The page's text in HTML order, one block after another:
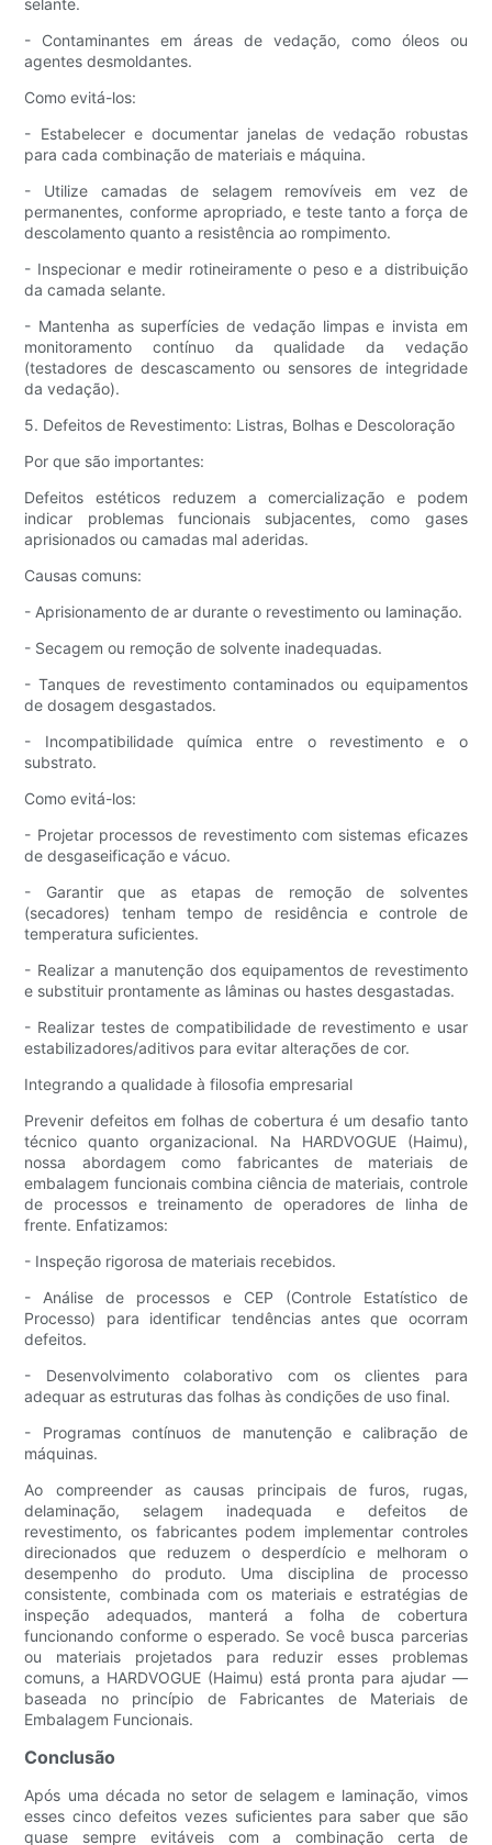
- Contaminantes em áreas de vedação, como óleos ou
agentes desmoldantes.
Como evitá-los:
- Estabelecer e documentar janelas de vedação robustas
para cada combinação de materiais e máquina.
- Utilize camadas de selagem removíveis em vez de
permanentes, conforme apropriado, e teste tanto a força de
descolamento quanto a resistência ao rompimento.
- Inspecionar e medir rotineiramente o peso e a distribuição
da camada selante.
- Mantenha as superfícies de vedação limpas e invista em
monitoramento contínuo da qualidade da vedação
(testadores de descascamento ou sensores de integridade
da vedação).
5. Defeitos de Revestimento: Listras, Bolhas e Descoloração
Por que são importantes:
Defeitos estéticos reduzem a comercialização e podem
indicar problemas funcionais subjacentes, como gases
aprisionados ou camadas mal aderidas.
Causas comuns:
- Aprisionamento de ar durante o revestimento ou laminação.
- Secagem ou remoção de solvente inadequadas.
- Tanques de revestimento contaminados ou equipamentos
de dosagem desgastados.
- Incompatibilidade química entre o revestimento e o
substrato.
Como evitá-los:
- Projetar processos de revestimento com sistemas eficazes
de desgaseificação e vácuo.
- Garantir que as etapas de remoção de solventes
(secadores) tenham tempo de residência e controle de
temperatura suficientes.
- Realizar a manutenção dos equipamentos de revestimento
e substituir prontamente as lâminas ou hastes desgastadas.
- Realizar testes de compatibilidade de revestimento e usar
estabilizadores/aditivos para evitar alterações de cor.
Integrando a qualidade à filosofia empresarial
Prevenir defeitos em folhas de cobertura é um desafio tanto
técnico quanto organizacional. Na HARDVOGUE (Haimu),
nossa abordagem como fabricantes de materiais de
embalagem funcionais combina ciência de materiais, controle
de processos e treinamento de operadores de linha de
frente. Enfatizamos:
- Inspeção rigorosa de materiais recebidos.
- Análise de processos e CEP (Controle Estatístico de
Processo) para identificar tendências antes que ocorram
defeitos.
- Desenvolvimento colaborativo com os clientes para
adequar as estruturas das folhas às condições de uso final.
- Programas contínuos de manutenção e calibração de
máquinas.
Ao compreender as causas principais de furos, rugas,
delaminação, selagem inadequada e defeitos de
revestimento, os fabricantes podem implementar controles
direcionados que reduzem o desperdício e melhoram o
desempenho do produto. Uma disciplina de processo
consistente, combinada com os materiais e estratégias de
inspeção adequados, manterá a folha de cobertura
funcionando conforme o esperado. Se você busca parcerias
ou materiais projetados para reduzir esses problemas
comuns, a HARDVOGUE (Haimu) está pronta para ajudar —
baseada no princípio de Fabricantes de Materiais de
Embalagem Funcionais.
Conclusão
Após uma década no setor de selagem e laminação, vimos
esses cinco defeitos vezes suficientes para saber que são
quase sempre evitáveis ​​com a combinação certa de